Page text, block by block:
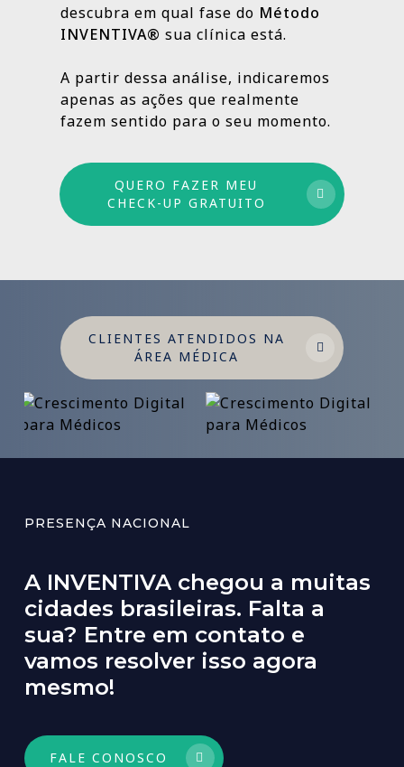
Por isso trabalhamos com um método
médio e longo prazo para garantir
crescimento sustentável.
descubra em qual fase do Método
INVENTIVA® sua clínica está.
A partir dessa análise, indicaremos
apenas as ações que realmente
fazem sentido para o seu momento.
QUERO FAZER MEU
CHECK-UP GRATUITO
CLIENTES ATENDIDOS NA
ÁREA MÉDICA
PRESENÇA NACIONAL
A INVENTIVA chegou a muitas
cidades brasileiras. Falta a
sua? Entre em contato e
vamos resolver isso agora
mesmo!
FALE CONOSCO